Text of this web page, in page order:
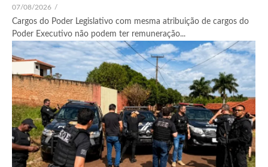
07/08/2026 /
Cargos do Poder Legislativo com mesma atribuição de cargos do
Poder Executivo não podem ter remuneração...